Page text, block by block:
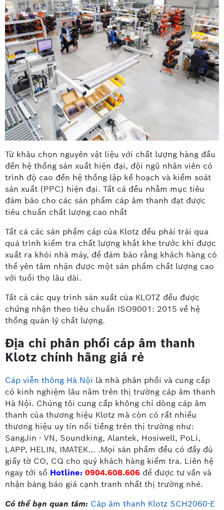
Từ khâu chọn nguyên vật liệu với chất lượng hàng đầu
đến hệ thống sản xuất hiện đại, đội ngũ nhân viên có
trình độ cao đến hệ thống lập kế hoạch và kiểm soát
sản xuất (PPC) hiện đại. Tất cả đều nhằm mục tiêu
đảm bảo cho các sản phẩm cáp âm thanh đạt được
tiêu chuẩn chất lượng cao nhất
Tất cả các sản phẩm cáp của Klotz đều phải trải qua
quá trình kiểm tra chất lượng khắt khe trước khi được
xuất ra khỏi nhà máy, để đảm bảo rằng khách hàng có
thể yên tâm nhận được một sản phẩm chất lượng cao
với tuổi thọ lâu dài.
Tất cả các quy trình sản xuất của KLOTZ đều được
chứng nhận theo tiêu chuẩn ISO9001: 2015 về hệ
thống quản lý chất lượng.
Địa chỉ phân phối cáp âm thanh
Klotz chính hãng giá rẻ
Cáp viễn thông Hà Nội là nhà phân phối và cung cấp
có kinh nghiệm lâu năm trên thị trường cáp âm thanh
Hà Nội. Chúng tôi cung cấp không chỉ dòng cáp âm
thanh của thương hiệu Klotz mà còn có rất nhiều
thương hiệu uy tín nổi tiếng trên thị trường như:
SangJin - VN, Soundking, Alantek, Hosiwell, PoLi,
LAPP, HELIN, IMATEK… .Mọi sản phẩm đều có đầy đủ
giấy tờ CO, CQ cho quý khách hàng kiểm tra. Liên hệ
ngay tới số Hotline: 0904.608.606 để được tư vấn và
nhận bảng báo giá cạnh tranh nhất thị trường nhé.
Có thể bạn quan tâm: Cáp âm thanh Klotz SCH2060-E